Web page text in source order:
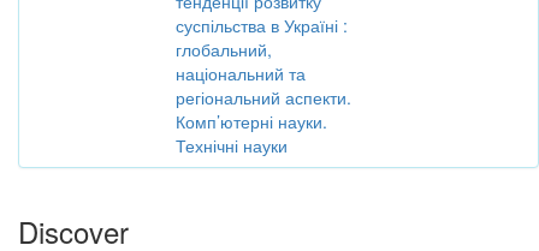
суспільства в Україні :
глобальний,
національний та
регіональний аспекти.
Комп’ютерні науки.
Технічні науки
Discover